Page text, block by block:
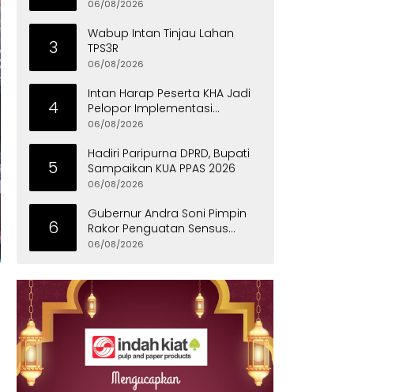
06/08/2026
3
Wabup Intan Tinjau Lahan
TPS3R
06/08/2026
4
Intan Harap Peserta KHA Jadi
Pelopor Implementasi
Permainan Tradisional
06/08/2026
5
Hadiri Paripurna DPRD, Bupati
Sampaikan KUA PPAS 2026
06/08/2026
6
Gubernur Andra Soni Pimpin
Rakor Penguatan Sensus
Ekonomi 2026 Provinsi Banten
06/08/2026